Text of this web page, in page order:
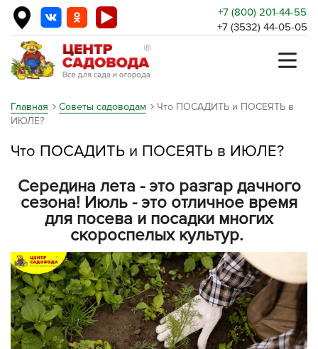
+7 (800) 201-44-55
+7 (3532) 44-05-05
Главная Советы садоводам
Что ПОСАДИТЬ и ПОСЕЯТЬ в
ИЮЛЕ?
Что ПОСАДИТЬ и ПОСЕЯТЬ в ИЮЛЕ?
Середина лета - это разгар дачного
сезона! Июль - это отличное время
для посева и посадки многих
скороспелых культур.